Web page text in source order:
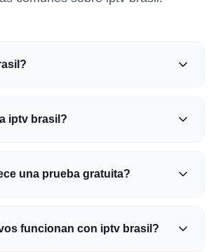
iptv brasil?
una prueba gratuita?
funcionan con iptv brasil?